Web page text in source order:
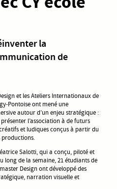
la
de
et les Ateliers Internationaux de
Pontoise ont mené une
autour d’un enjeu stratégique :
l’association à de futurs
et ludiques conçus à partir du
productions.
Salotti, qui a conçu, piloté et
long de la semaine, 21 étudiants de
Design ont développé des
narration visuelle et